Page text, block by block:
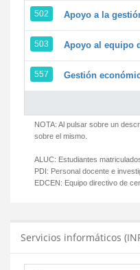
502 Apoyo a la
503 Apoyo al equipo
557 Gestión
NOTA: Al pulsar sobre un
sobre el mismo.
ALUC: Estudiantes
PDI: Personal docente e
EDCEN: Equipo directivo de
Servicios informáticos